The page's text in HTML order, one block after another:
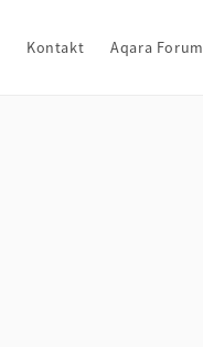
Kontakt Aqara Forum